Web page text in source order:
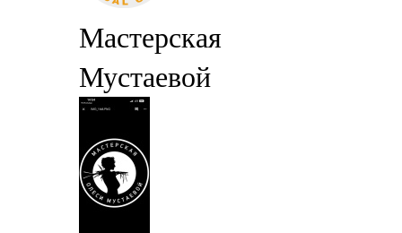
Мастерская
Мустаевой